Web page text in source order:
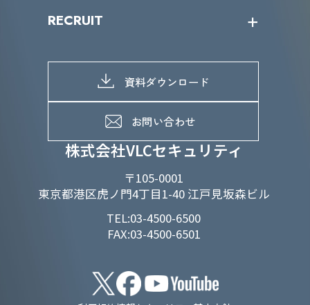
株式会社VLCセキュリティ
〒105-0001
東京都港区虎ノ門4丁目1-40 江戸見坂森ビル
TEL:03-4500-6500
FAX:03-4500-6501
IRライブラリー
よくあるご質問
当グループのマテリアリティ
SDGs推進体制
D&Iの取り組み
RECRUIT
募集職種一覧
メッセージ
メンバーインタビュー
資料ダウンロード
お問い合わせ